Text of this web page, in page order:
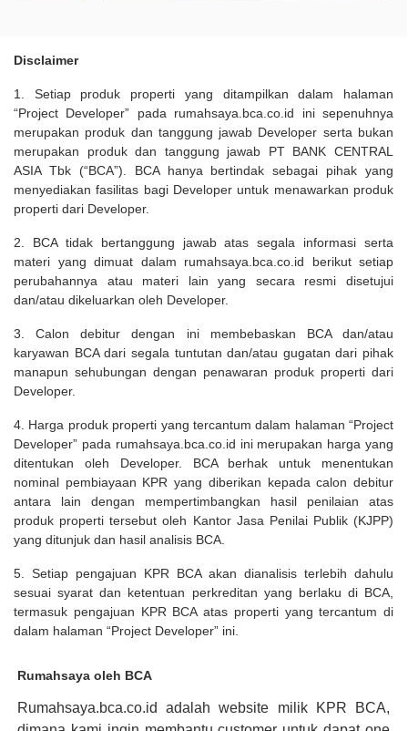
Disclaimer
1. Setiap produk properti yang ditampilkan dalam halaman
“Project Developer” pada rumahsaya.bca.co.id ini sepenuhnya
merupakan produk dan tanggung jawab Developer serta bukan
merupakan produk dan tanggung jawab PT BANK CENTRAL
ASIA Tbk (“BCA”). BCA hanya bertindak sebagai pihak yang
menyediakan fasilitas bagi Developer untuk menawarkan produk
properti dari Developer.
2. BCA tidak bertanggung jawab atas segala informasi serta
materi yang dimuat dalam rumahsaya.bca.co.id berikut setiap
perubahannya atau materi lain yang secara resmi disetujui
dan/atau dikeluarkan oleh Developer.
3. Calon debitur dengan ini membebaskan BCA dan/atau
karyawan BCA dari segala tuntutan dan/atau gugatan dari pihak
manapun sehubungan dengan penawaran produk properti dari
Developer.
4. Harga produk properti yang tercantum dalam halaman “Project
Developer” pada rumahsaya.bca.co.id ini merupakan harga yang
ditentukan oleh Developer. BCA berhak untuk menentukan
nominal pembiayaan KPR yang diberikan kepada calon debitur
antara lain dengan mempertimbangkan hasil penilaian atas
produk properti tersebut oleh Kantor Jasa Penilai Publik (KJPP)
yang ditunjuk dan hasil analisis BCA.
5. Setiap pengajuan KPR BCA akan dianalisis terlebih dahulu
sesuai syarat dan ketentuan perkreditan yang berlaku di BCA,
termasuk pengajuan KPR BCA atas properti yang tercantum di
dalam halaman “Project Developer” ini.
Rumahsaya oleh BCA
Rumahsaya.bca.co.id adalah website milik KPR BCA,